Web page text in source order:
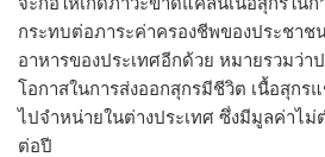
กระทบต่อภาระค่าครองชีพของประชาช
อาหารของประเทศอีกด้วย หมายรวมว่า
โอกาสในการส่งออกสุกรมีชีวิต เนื้อสุก
ไปจำหน่ายในต่างประเทศ ซึ่งมีมูลค่าไม่
ต่อปี